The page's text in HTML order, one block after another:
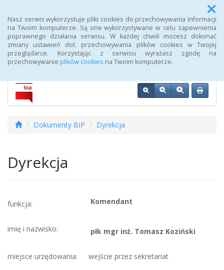
Nasz serwis wykorzystuje pliki cookies do przechowywania informacji
na Twoim komputerze. Są one wykorzystywane w celu zapewnienia
poprawnego działania serwisu. W każdej chwili możesz dokonać
zmiany ustawień dot. przechowywania plików cookies w Twojej
przeglądarce. Korzystając z serwisu wyrażasz zgodę na
przechowywanie plików cookies na Twoim komputerze.
Menu
Biuletyn Informacji Publicznej 107 Szpitala Wojskowego z
Przychodnią SPZOZ w Wałczu
Dokumenty BIP Dyrekcja
Dyrekcja
funkcja: Komendant
imię i nazwisko: płk mgr inż. Tomasz Koziński
miejsce urzędowania: wejście przez sekretariat